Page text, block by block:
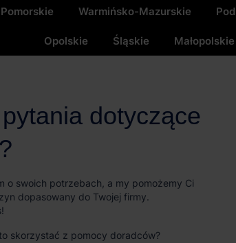
Pomorskie Warmińsko-Mazurskie
Opolskie Śląskie Małopolskie
dotyczące
o swoich potrzebach, a my pomożemy Ci
dopasowany do Twojej firmy.
skorzystać z pomocy doradców?